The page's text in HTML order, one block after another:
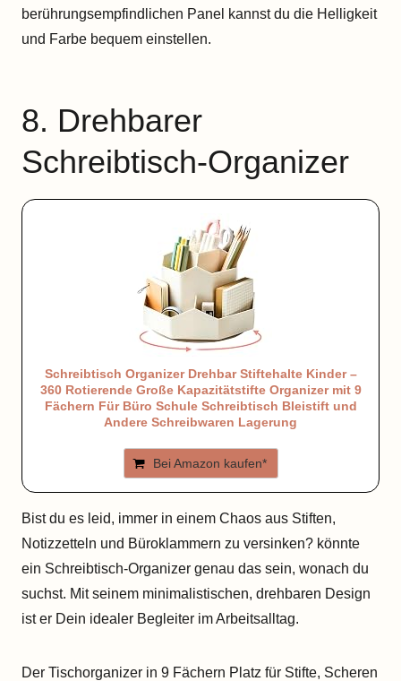
berührungsempfindlichen Panel kannst du die Helligkeit
und Farbe bequem einstellen.
8. Drehbarer
Schreibtisch-Organizer
Schreibtisch Organizer Drehbar Stiftehalte Kinder –
360 Rotierende Große Kapazitätstifte Organizer mit 9
Fächern Für Büro Schule Schreibtisch Bleistift und
Andere Schreibwaren Lagerung
Bei Amazon kaufen*
Bist du es leid, immer in einem Chaos aus Stiften,
Notizzetteln und Büroklammern zu versinken? könnte
ein Schreibtisch-Organizer genau das sein, wonach du
suchst. Mit seinem minimalistischen, drehbaren Design
ist er Dein idealer Begleiter im Arbeitsalltag.
Der Tischorganizer in 9 Fächern Platz für Stifte, Scheren